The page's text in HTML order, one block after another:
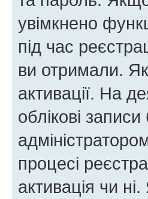
увімкнено
під час
ви отримали.
активації. На
облікові
процесі
активація чи